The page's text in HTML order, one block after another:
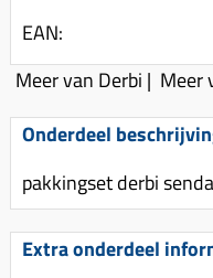
Powerfilter
Schakel (delen)
Spruitstuk (delen)
Uitlaten compleet
Uitlaat bocht
Stuur (delen)
Remblokken
Rem (delen)
Remhevels
Remsegmenten
Stickers
Stuurslot
Regenkleding
Vespa accessoires
Voordragers
EAN:
Meer van Derbi | Meer
Onderdeel
pakkingset derbi
Extra onderdeel